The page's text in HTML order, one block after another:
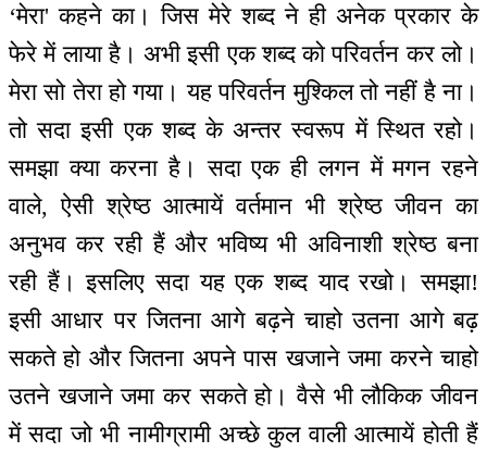
‘मेरा' कहने का। जिस मेरे शब्द ने ही अनेक प्रकार के
फेरे में लाया है। अभी इसी एक शब्द को परिवर्तन कर लो।
मेरा सो तेरा हो गया। यह परिवर्तन मुश्किल तो नहीं है ना।
तो सदा इसी एक शब्द के अन्तर स्वरूप में स्थित रहो।
समझा क्या करना है। सदा एक ही लगन में मगन रहने
वाले, ऐसी श्रेष्ठ आत्मायें वर्तमान भी श्रेष्ठ जीवन का
अनुभव कर रही हैं और भविष्य भी अविनाशी श्रेष्ठ बना
रही हैं। इसलिए सदा यह एक शब्द याद रखो। समझा!
इसी आधार पर जितना आगे बढ़ने चाहो उतना आगे बढ़
सकते हो और जितना अपने पास खजाने जमा करने चाहो
उतने खजाने जमा कर सकते हो। वैसे भी लौकिक जीवन
में सदा जो भी नामीग्रामी अच्छे कुल वाली आत्मायें होती हैं